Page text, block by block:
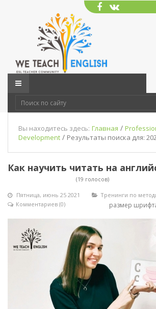
Вы находитесь здесь: Главная /
Development / Результаты поиска для:
Как научить читать на
(19 голосов)
Пятница, июнь 25 2021
Тренинги по
Комментариев (0)
размер